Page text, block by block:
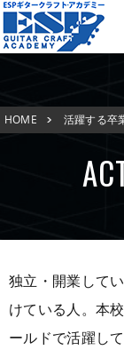
メッセージ
学科コース
学科・コース
よくある質問
就職進路指導
イベント
各校紹介
HOME 活躍する卒
独立・開業して
けている人。本
ールドで活躍して